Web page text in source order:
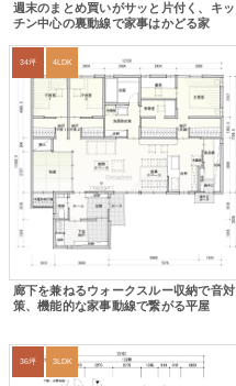
週末のまとめ買いがサッと片付く、キッ
チン中心の裏動線で家事はかどる家
34坪 4LDK
廊下を兼ねるウォークスルー収納で音対
策、機能的な家事動線で繋がる平屋
36坪 3LDK